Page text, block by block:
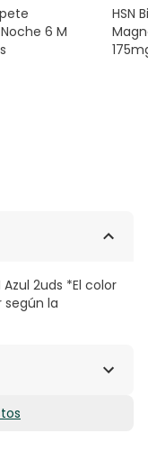
6 M
HSN
2uds *El color
la